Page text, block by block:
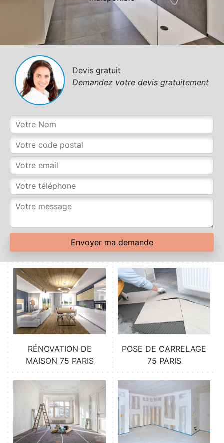
Devis gratuit
Demandez votre devis gratuitement
RÉNOVATION DE
MAISON 75 PARIS
POSE DE CARRELAGE
75 PARIS